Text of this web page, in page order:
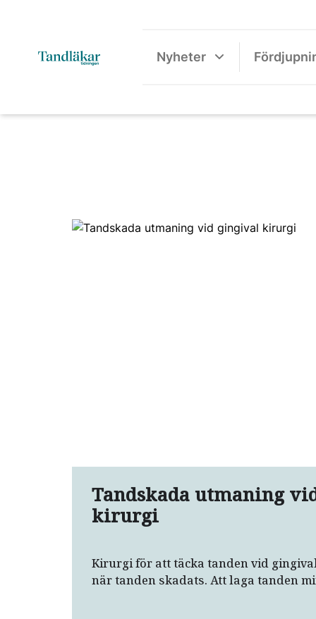
Nyheter
Tandskada utmaning
kirurgi
Kirurgi för att täcka tanden vid
när tanden skadats. Att laga tanden